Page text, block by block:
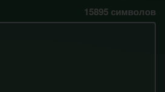
15895 символов